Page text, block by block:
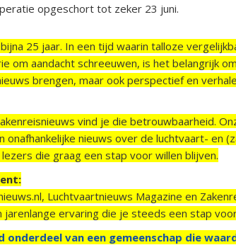
opgeschort tot zeker 23 juni.
25 jaar. In een tijd waarin talloze
om aandacht schreeuwen, is het belangrijk
brengen, maar ook perspectief en
vind je die betrouwbaarheid.
nieuws over de luchtvaart- en
die graag een stap voor willen blijven.
Luchtvaartnieuws Magazine en
ervaring die je steeds een stap
onderdeel van een gemeenschap die